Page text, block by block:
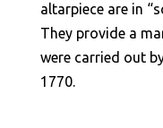
altarpiece are in
They provide a
were carried out
1770.